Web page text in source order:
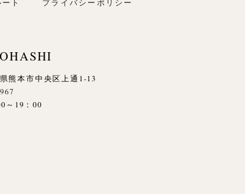
ト プライバシーポリシー
熊本市中央区上通1-13
～19：00